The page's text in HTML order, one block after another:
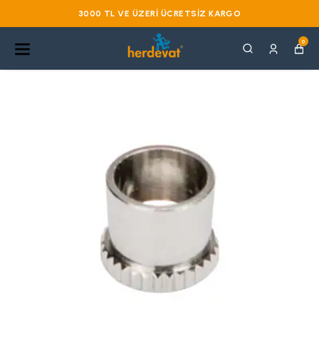
3000 TL VE ÜZERI ÜCRETSIZ KARGO
0